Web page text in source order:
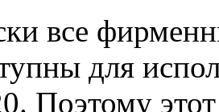
все
для
Поэтому